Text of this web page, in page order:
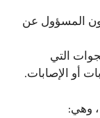
المسؤول عن
التي
أو الإصابات.
، وهي: